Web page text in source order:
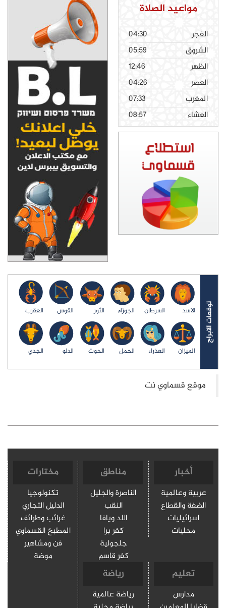
مواعيد الصلاة
الفجر
04:30
الشروق
05:59
الظهر
12:46
العصر
04:26
المغرب
07:33
العشاء
08:57
الاسد السرطان الجوزاء الثور القوس العقرب
الميزان العذراء الحمل الحوت الدلو الجدي
أخبار
عربية وعالمية
الضفة والقطاع
اسرائيليات
محليات
مناطق
الناصرة والجليل
النقب
اللد ويافا
كفر برا
جلجولية
كفر قاسم
مختارات
تكنولوجيا
الدليل التجاري
غرائب وطرائف
المطبخ القسماوي
فن ومشاهير
موضة
تعليم
مدارس
رياضة
رياضة عالمية